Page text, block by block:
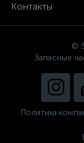
Контакты
©
Запасные
Политика